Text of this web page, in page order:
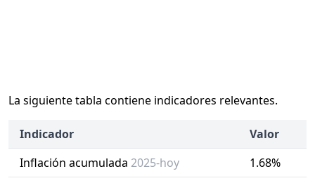
La siguiente tabla contiene indicadores relevantes.
Indicador
Valor
Inflación acumulada 2025-hoy
1.68%